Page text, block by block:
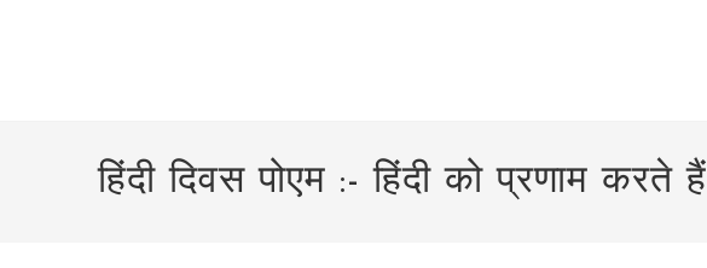
हिंदी दिवस पोएम :- हिंदी को प्रणाम करते हैं